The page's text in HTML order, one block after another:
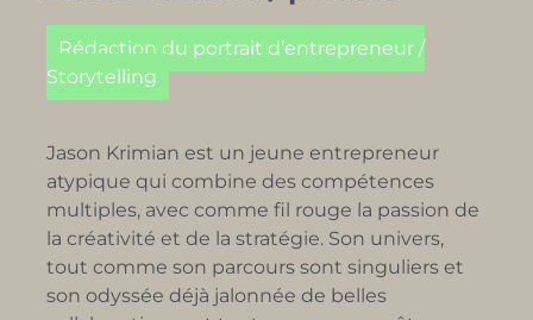
Rédaction du portrait d’entrepreneur /
Storytelling
Jason Krimian est un jeune entrepreneur
atypique qui combine des compétences
multiples, avec comme fil rouge la passion de
la créativité et de la stratégie. Son univers,
tout comme son parcours sont singuliers et
son odyssée déjà jalonnée de belles